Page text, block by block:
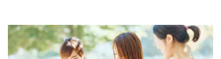
保護者の皆様の負担を最小限に、快適で安心なお預けをご提供
おむつ・手拭き・紙エプロンのサブスクや連絡帳のICT化(コドモ